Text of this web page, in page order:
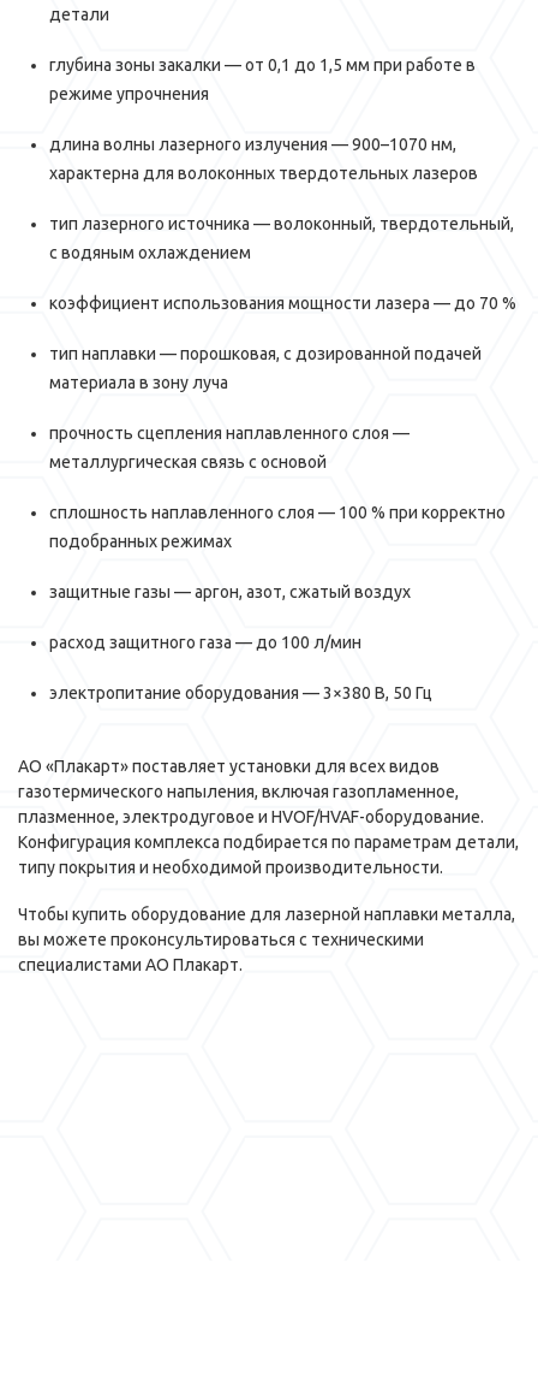
детали
глубина зоны закалки — от 0,1 до 1,5 мм при работе в
режиме упрочнения
длина волны лазерного излучения — 900–1070 нм,
характерна для волоконных твердотельных лазеров
тип лазерного источника — волоконный, твердотельный,
с водяным охлаждением
коэффициент использования мощности лазера — до 70 %
тип наплавки — порошковая, с дозированной подачей
материала в зону луча
прочность сцепления наплавленного слоя —
металлургическая связь с основой
сплошность наплавленного слоя — 100 % при корректно
подобранных режимах
защитные газы — аргон, азот, сжатый воздух
расход защитного газа — до 100 л/мин
электропитание оборудования — 3×380 В, 50 Гц
АО «Плакарт» поставляет установки для всех видов
газотермического напыления, включая газопламенное,
плазменное, электродуговое и HVOF/HVAF-оборудование.
Конфигурация комплекса подбирается по параметрам детали,
типу покрытия и необходимой производительности.
Чтобы купить оборудование для лазерной наплавки металла,
вы можете проконсультироваться с техническими
специалистами АО Плакарт.